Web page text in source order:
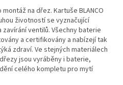
na dřez. Kartuše BLANCO
životností se vyznačující
ventilů. Všechny baterie
a certifikovány a nabízejí tak
zdraví. Ve stejných materiálech
jsou vyráběny i baterie,
celého kompletu pro mytí